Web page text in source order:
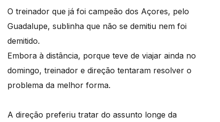
O treinador que já foi campeão dos Açores, pelo
Guadalupe, sublinha que não se demitiu nem foi
demitido.
Embora à distância, porque teve de viajar ainda no
domingo, treinador e direção tentaram resolver o
problema da melhor forma.
A direção preferiu tratar do assunto longe da